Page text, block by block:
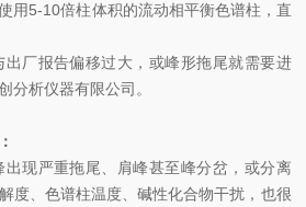
用5-10倍柱体积的流动相平衡色谱柱，直
厂报告偏移过大，或峰形拖尾就需要进
分析仪器有限公司。
出现严重拖尾、肩峰甚至峰分岔，或分离
度、色谱柱温度、碱性化合物干扰，也很